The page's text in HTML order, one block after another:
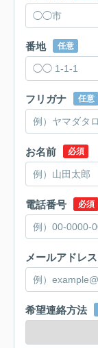
番地 任意
フリガナ 任意
お名前 必須
電話番号 必須
メールアドレス
希望連絡方法